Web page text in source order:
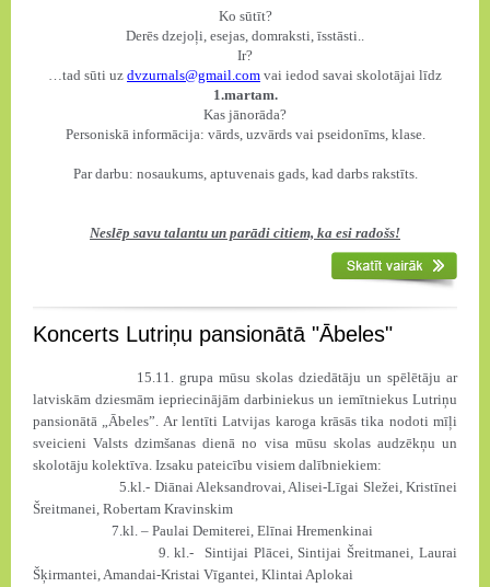
Ko sūtīt?
Derēs dzejoļi, esejas, domraksti, īsstāsti..
Ir?
…tad sūti uz dvzurnals@gmail.com vai iedod savai skolotājai līdz
1.martam.
Kas jānorāda?
Personiskā informācija: vārds, uzvārds vai pseidonīms, klase.
Par darbu: nosaukums, aptuvenais gads, kad darbs rakstīts.
Neslēp savu talantu un parādi citiem, ka esi radošs!
Koncerts Lutriņu pansionātā "Ābeles"
15.11. grupa mūsu skolas dziedātāju un spēlētāju ar
latviskām dziesmām iepriecinājām darbiniekus un iemītniekus Lutriņu
pansionātā „Ābeles”. Ar lentīti Latvijas karoga krāsās tika nodoti mīļi
sveicieni Valsts dzimšanas dienā no visa mūsu skolas audzēkņu un
skolotāju kolektīva. Izsaku pateicību visiem dalībniekiem:
5.kl.- Diānai Aleksandrovai, Alisei-Līgai Sležei, Kristīnei
Šreitmanei, Robertam Kravinskim
7.kl. – Paulai Demiterei, Elīnai Hremenkinai
9. kl.-
Sintijai Plācei, Sintijai Šreitmanei, Laurai
Šķirmantei, Amandai-Kristai Vīgantei, Klintai Aplokai